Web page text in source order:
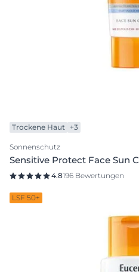
Trockene Haut +3
Sonnenschutz
Sensitive Protect Face Sun
4.8196 Bewertungen
LSF 50+